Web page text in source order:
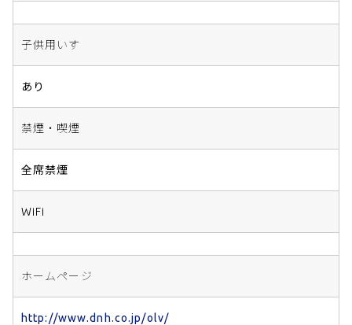
子供用いす
あり
禁煙・喫煙
全席禁煙
WiFi
ホームページ
http://www.dnh.co.jp/olv/